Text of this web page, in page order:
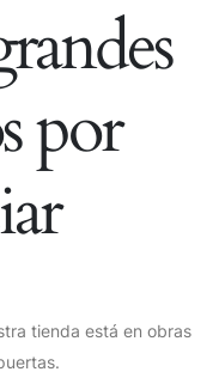
por
tienda está en obras